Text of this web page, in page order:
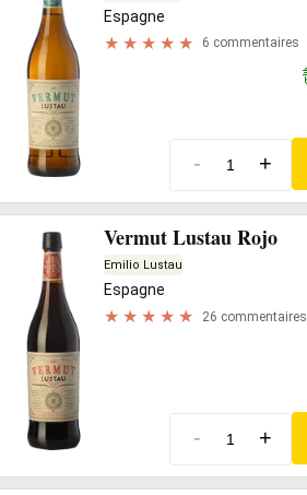
Espagne
6 commentaires
- +
Vermut Lustau Rojo
Emilio Lustau
Espagne
26 commentaires
- +